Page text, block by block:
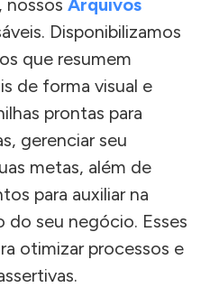
nossos Arquivos
Disponibilizamos
que resumem
de forma visual e
prontas para
gerenciar seu
metas, além de
para auxiliar na
seu negócio. Esses
otimizar processos e